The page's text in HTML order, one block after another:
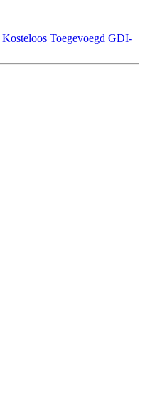
Kosteloos Toegevoegd GDI-